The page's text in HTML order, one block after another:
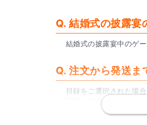
Q. 結婚式の披露宴
結婚式の披露宴中のゲ
Q. 注文から発送ま
目録をご選択された場
12時までのに注文いた
はぜひご利用ください。